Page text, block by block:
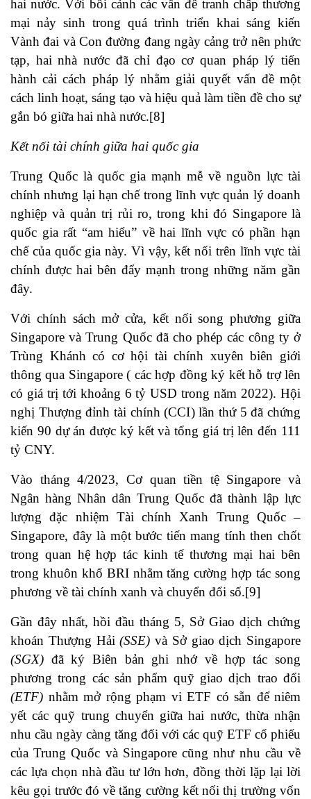
hai nước. Với bối cảnh các vấn đề tranh chấp thương
mại nảy sinh trong quá trình triển khai sáng kiến
Vành đai và Con đường đang ngày cảng trở nên phức
tạp, hai nhà nước đã chỉ đạo cơ quan pháp lý tiến
hành cải cách pháp lý nhằm giải quyết vấn đề một
cách linh hoạt, sáng tạo và hiệu quả làm tiền đề cho sự
gắn bó giữa hai nhà nước.[8]
Kết nối tài chính giữa hai quốc gia
Trung Quốc là quốc gia mạnh mễ về nguồn lực tài
chính nhưng lại hạn chế trong lĩnh vực quản lý doanh
nghiệp và quản trị rủi ro, trong khi đó Singapore là
quốc gia rất “am hiểu” về hai lĩnh vực có phần hạn
chế của quốc gia này. Vì vậy, kết nối trên lĩnh vực tài
chính được hai bên đẩy mạnh trong những năm gần
đây.
Với chính sách mở cửa, kết nối song phương giữa
Singapore và Trung Quốc đã cho phép các công ty ở
Trùng Khánh có cơ hội tài chính xuyên biên giới
thông qua Singapore ( các hợp đồng ký kết hỗ trợ lên
có giá trị tới khoảng 6 tỷ USD trong năm 2022). Hội
nghị Thượng đỉnh tài chính (CCI) lần thứ 5 đã chứng
kiến 90 dự án được ký kết và tổng giá trị lên đến 111
tỷ CNY.
Vào tháng 4/2023, Cơ quan tiền tệ Singapore và
Ngân hàng Nhân dân Trung Quốc đã thành lập lực
lượng đặc nhiệm Tài chính Xanh Trung Quốc –
Singapore, đây là một bước tiến mang tính then chốt
trong quan hệ hợp tác kinh tế thương mại hai bên
trong khuôn khổ BRI nhằm tăng cường hợp tác song
phương về tài chính xanh và chuyển đổi số.[9]
Gần đây nhất, hồi đầu tháng 5, Sở Giao dịch chứng
khoán Thượng Hải(SSE) và Sở giao dịch Singapore
(SGX) đã ký Biên bản ghi nhớ về hợp tác song
phương trong các sản phẩm quỹ giao dịch trao đổi
(ETF) nhằm mở rộng phạm vi ETF có sẵn để niêm
yết các quỹ trung chuyển giữa hai nước, thừa nhận
nhu cầu ngày càng tăng đối với các quỹ ETF cổ phiếu
của Trung Quốc và Singapore cũng như nhu cầu về
các lựa chọn nhà đầu tư lớn hơn, đồng thời lặp lại lời
kêu gọi trước đó về tăng cường kết nối thị trường vốn